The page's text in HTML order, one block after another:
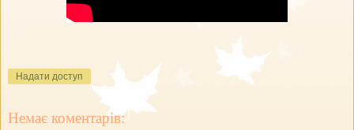
Надати доступ
Немає коментарів: